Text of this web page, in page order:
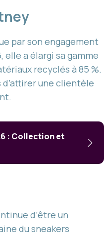
par son engagement
elle a élargi sa gamme
recyclés à 85 %.
une clientèle
: Collection et
d’être un
du sneakers